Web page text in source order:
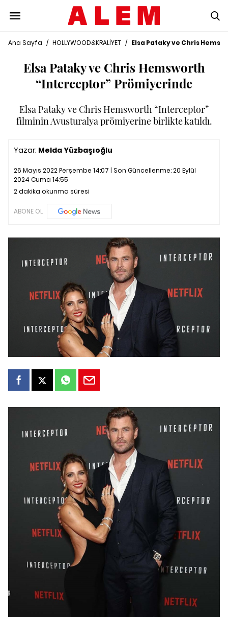
Ana Sayfa / HOLLYWOOD&KRALİYET / Elsa Pataky ve Chris
Elsa Pataky ve Chris Hemsworth
“Interceptor” Prömiyerinde
Elsa Pataky ve Chris Hemsworth “Interceptor”
filminin Avusturalya prömiyerine birlikte katıldı.
Yazar: Melda Yüzbaşıoğlu
26 Mayıs 2022 Perşembe 14:07 | Son Güncellenme:20 Eylül
2024 Cuma 14:55
2 dakika okunma süresi
ABONE OL